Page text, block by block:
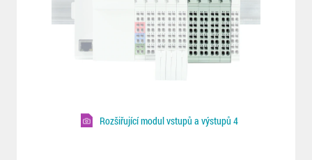
Rozšiřující modul vstupů a výstupů 4